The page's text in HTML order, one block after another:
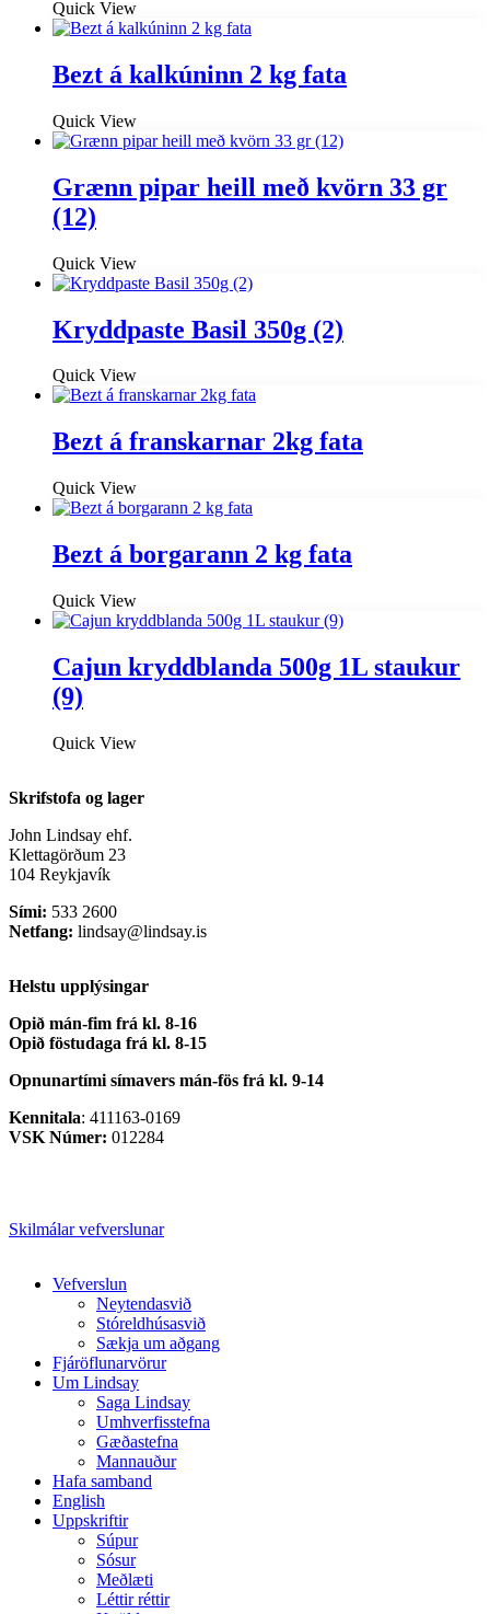
Quick View
Bezt á kalkúninn 2 kg fata
Quick View
Grænn pipar heill með kvörn 33 gr
(12)
Quick View
Kryddpaste Basil 350g (2)
Quick View
Bezt á franskarnar 2kg fata
Quick View
Bezt á borgarann 2 kg fata
Quick View
Cajun kryddblanda 500g 1L staukur
(9)
Quick View
Skrifstofa og lager
John Lindsay ehf.
Klettagörðum 23
104 Reykjavík
Sími: 533 2600
Netfang: lindsay@lindsay.is
Helstu upplýsingar
Opið mán-fim frá kl. 8-16
Opið föstudaga frá kl. 8-15
Opnunartími símavers mán-fös frá kl. 9-14
Kennitala: 411163-0169
VSK Númer: 012284
Skilmálar vefverslunar
Close
Vefverslun
Neytendasvið
Stóreldhúsasvið
Sækja um aðgang
Fjáröflunarvörur
Um Lindsay
Saga Lindsay
Umhverfisstefna
Gæðastefna
Mannauður
Hafa samband
English
Uppskriftir
Súpur
Sósur
Meðlæti
Léttir réttir